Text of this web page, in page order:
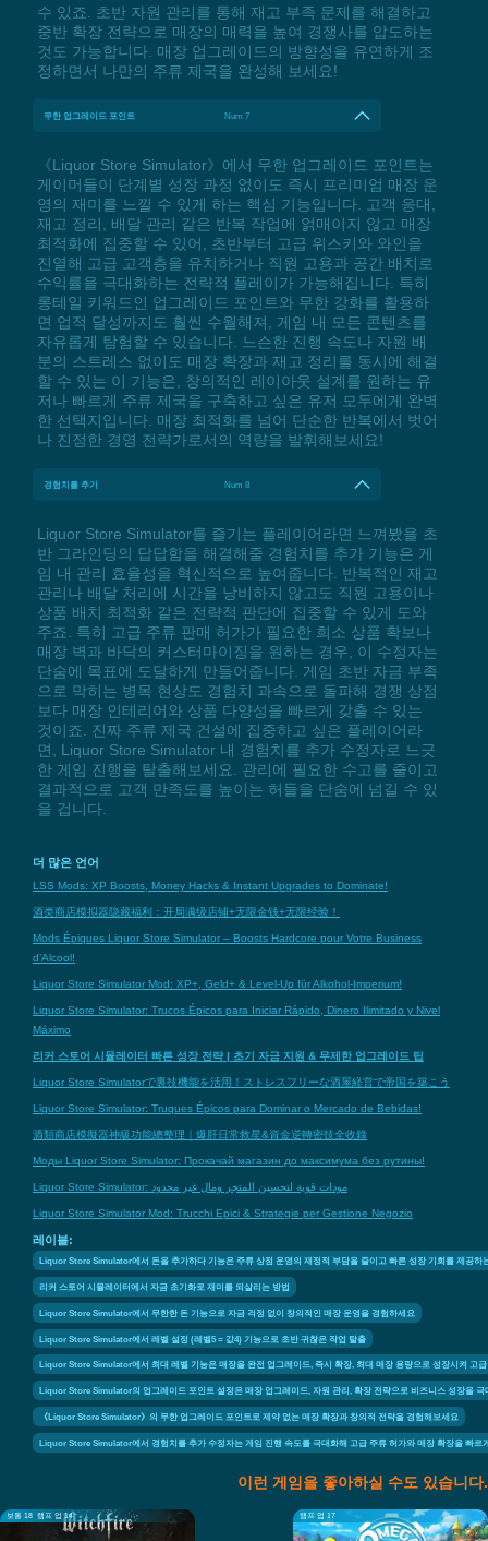
수 있죠. 초반 자원 관리를 통해 재고 부족 문제를 해결하고
중반 확장 전략으로 매장의 매력을 높여 경쟁사를 압도하는
것도 가능합니다. 매장 업그레이드의 방향성을 유연하게 조
정하면서 나만의 주류 제국을 완성해 보세요!
무한 업그레이드 포인트 Num 7
《Liquor Store Simulator》에서 무한 업그레이드 포인트는
게이머들이 단계별 성장 과정 없이도 즉시 프리미엄 매장 운
영의 재미를 느낄 수 있게 하는 핵심 기능입니다. 고객 응대,
재고 정리, 배달 관리 같은 반복 작업에 얽매이지 않고 매장
최적화에 집중할 수 있어, 초반부터 고급 위스키와 와인을
진열해 고급 고객층을 유치하거나 직원 고용과 공간 배치로
수익률을 극대화하는 전략적 플레이가 가능해집니다. 특히
롱테일 키워드인 업그레이드 포인트와 무한 강화를 활용하
면 업적 달성까지도 훨씬 수월해져, 게임 내 모든 콘텐츠를
자유롭게 탐험할 수 있습니다. 느슨한 진행 속도나 자원 배
분의 스트레스 없이도 매장 확장과 재고 정리를 동시에 해결
할 수 있는 이 기능은, 창의적인 레이아웃 설계를 원하는 유
저나 빠르게 주류 제국을 구축하고 싶은 유저 모두에게 완벽
한 선택지입니다. 매장 최적화를 넘어 단순한 반복에서 벗어
나 진정한 경영 전략가로서의 역량을 발휘해보세요!
경험치를 추가 Num 8
Liquor Store Simulator를 즐기는 플레이어라면 느껴봤을 초
반 그라인딩의 답답함을 해결해줄 경험치를 추가 기능은 게
임 내 관리 효율성을 혁신적으로 높여줍니다. 반복적인 재고
관리나 배달 처리에 시간을 낭비하지 않고도 직원 고용이나
상품 배치 최적화 같은 전략적 판단에 집중할 수 있게 도와
주죠. 특히 고급 주류 판매 허가가 필요한 희소 상품 확보나
매장 벽과 바닥의 커스터마이징을 원하는 경우, 이 수정자는
단숨에 목표에 도달하게 만들어줍니다. 게임 초반 자금 부족
으로 막히는 병목 현상도 경험치 과속으로 돌파해 경쟁 상점
보다 매장 인테리어와 상품 다양성을 빠르게 갖출 수 있는
것이죠. 진짜 주류 제국 건설에 집중하고 싶은 플레이어라
면, Liquor Store Simulator 내 경험치를 추가 수정자로 느긋
한 게임 진행을 탈출해보세요. 관리에 필요한 수고를 줄이고
결과적으로 고객 만족도를 높이는 허들을 단숨에 넘길 수 있
을 겁니다.
더 많은 언어
LSS Mods: XP Boosts, Money Hacks & Instant Upgrades to Dominate!
酒类商店模拟器隐藏福利：开局满级店铺+无限金钱+无限经验！
Mods Épiques Liquor Store Simulator – Boosts Hardcore pour Votre Business
d’Alcool!
Liquor Store Simulator Mod: XP+, Geld+ & Level-Up für Alkohol-Imperium!
Liquor Store Simulator: Trucos Épicos para Iniciar Rápido, Dinero Ilimitado y Nivel
Máximo
리커 스토어 시뮬레이터 빠른 성장 전략 | 초기 자금 지원 & 무제한 업그레이드 팁
Liquor Store Simulatorで裏技機能を活用！ストレスフリーな酒屋経営で帝国を築こう
Liquor Store Simulator: Truques Épicos para Dominar o Mercado de Bebidas!
酒類商店模擬器神級功能總整理｜爆肝日常救星&資金逆轉密技全收錄
Моды Liquor Store Simulator: Прокачай магазин до максимума без рутины!
Liquor Store Simulator: مودات قوية لتحسين المتجر ومال غير محدود
Liquor Store Simulator Mod: Trucchi Epici & Strategie per Gestione Negozio
레이블:
Liquor Store Simulator에서 돈을 추가하다 기능은 주류 상점 운영의 재정적 부담을 줄이고 빠른 성장 기회를 제공
리커 스토어 시뮬레이터에서 자금 초기화로 재미를 되살리는 방법
Liquor Store Simulator에서 무한한 돈 기능으로 자금 걱정 없이 창의적인 매장 운영을 경험하세요
Liquor Store Simulator에서 레벨 설정 (레벨5 = 값4) 기능으로 초반 귀찮은 작업 탈출
Liquor Store Simulator에서 최대 레벨 기능은 매장을 완전 업그레이드, 즉시 확장, 최대 매장 용량으로 성장시켜 고
Liquor Store Simulator의 업그레이드 포인트 설정은 매장 업그레이드, 자원 관리, 확장 전략으로 비즈니스 성장을 극
《Liquor Store Simulator》의 무한 업그레이드 포인트로 제약 없는 매장 확장과 창의적 전략을 경험해보세요
Liquor Store Simulator에서 경험치를 추가 수정자는 게임 진행 속도를 극대화해 고급 주류 허가와 매장 확장을 빠르
이런 게임을 좋아하실 수도 있습니다.
보통 18 램프 업 14 램프 업 17